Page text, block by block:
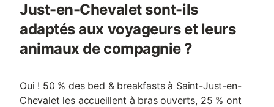
Just-en-Chevalet sont-ils
adaptés aux voyageurs et leurs
animaux de compagnie ?
Oui ! 50 % des bed & breakfasts à Saint-Just-en-
Chevalet les accueillent à bras ouverts, 25 % ont